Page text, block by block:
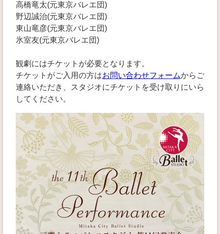
高橋竜太(元東京バレエ団)
野辺誠治(元東京バレエ団)
東山竜彦(元東京バレエ団)
氷室友(元東京バレエ団)
観劇にはチケットが必要となります。
チケットがご入用の方はお問い合わせフォームからご
連絡いただき、スタジオにチケットを受け取りにいら
してください。